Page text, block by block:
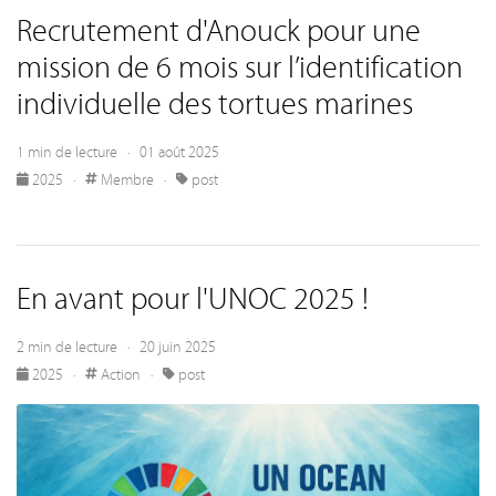
Recrutement d'Anouck pour une
mission de 6 mois sur l’identification
individuelle des tortues marines
1 min de lecture · 01 août 2025
2025 · Membre · post
En avant pour l'UNOC 2025 !
2 min de lecture · 20 juin 2025
2025 · Action · post